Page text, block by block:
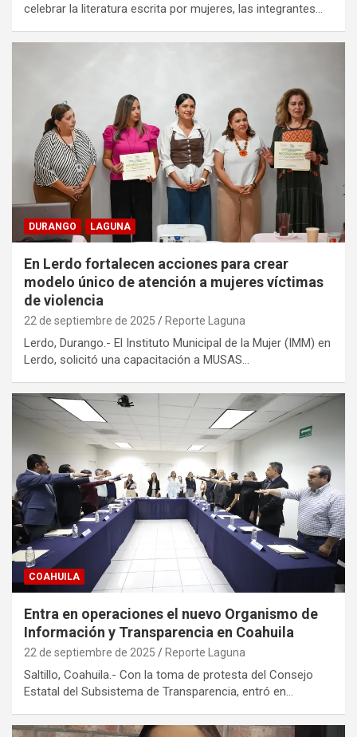
celebrar la literatura escrita por mujeres, las integrantes…
DURANGO LAGUNA
En Lerdo fortalecen acciones para crear
modelo único de atención a mujeres víctimas
de violencia
22 de septiembre de 2025 Reporte Laguna
Lerdo, Durango.- El Instituto Municipal de la Mujer (IMM) en
Lerdo, solicitó una capacitación a MUSAS…
COAHUILA
Entra en operaciones el nuevo Organismo de
Información y Transparencia en Coahuila
22 de septiembre de 2025 Reporte Laguna
Saltillo, Coahuila.- Con la toma de protesta del Consejo
Estatal del Subsistema de Transparencia, entró en…